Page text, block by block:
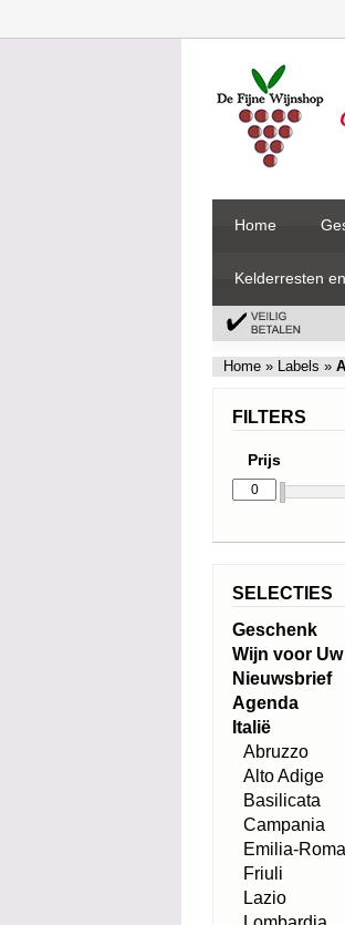
Home
Kelderresten
Home » Labels »
FILTERS
Prijs
SELECTIES
Geschenk
Wijn voor
Nieuwsbrief
Agenda
Italië
Abruzzo
Alto Adige
Basilicata
Campania
Emilia-
Friuli
Lazio